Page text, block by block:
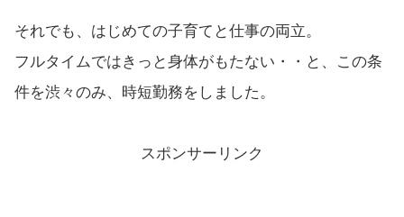
それでも、はじめての子育てと仕事の両立。
フルタイムではきっと身体がもたない・・と、この条
件を渋々のみ、時短勤務をしました。
スポンサーリンク